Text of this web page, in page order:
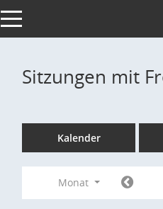
Toggle navigation
Sitzungen mit
Kalender
Monat